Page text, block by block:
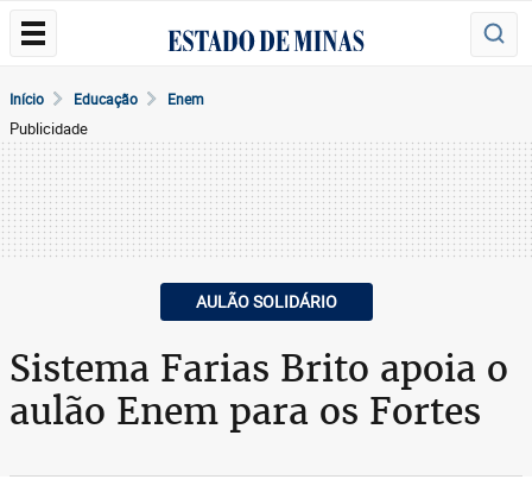
Início Educação Enem
Publicidade
AULÃO SOLIDÁRIO
Sistema Farias Brito apoia o
aulão Enem para os Fortes